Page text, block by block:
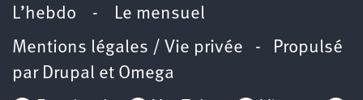
L’hebdo - Le mensuel
Mentions légales / Vie privée - Propulsé
par Drupal et Omega